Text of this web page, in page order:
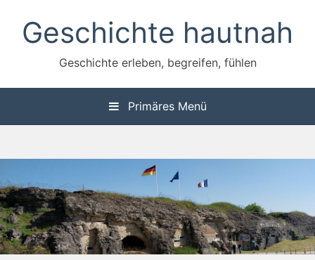
Inhalt
springenGeschichte hautnah
Geschichte erleben, begreifen, fühlen
Primäres Menü